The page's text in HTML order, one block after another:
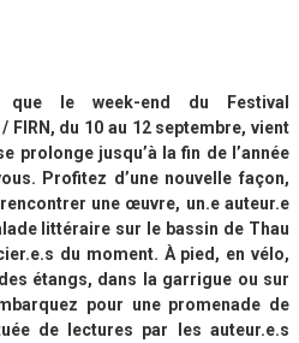
que le week-end du Festival
FIRN, du 10 au 12 septembre, vient
prolonge jusqu’à la fin de l’année
Profitez d’une nouvelle façon,
une œuvre, un.e auteur.e
littéraire sur le bassin de Thau
du moment. À pied, en vélo,
étangs, dans la garrigue ou sur
pour une promenade de
de lectures par les auteur.e.s